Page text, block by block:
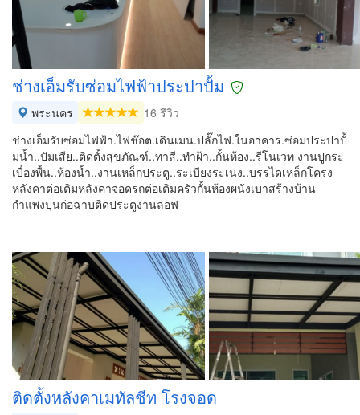
ช่างเอ็มรับซ่อมไฟฟ้าประปาปั้ม
พระนคร
16 รีวิว
ช่างเอ็มรับซ่อมไฟฟ้า.ไฟช๊อต.เดินเมน.ปลั๊กไฟ.ในอาคาร.ซ่อมประปาปั้
มน้ำ..ปัมเสีย..ติดตั้งสุขภัณฑ์..ทาสี..ทำฝ้า..กั้นห้อง..รีโนเวท งานปูกระ
เบื่องพื้น..ห้องน้ำ..งานเหล็กประตู..ระเบียงระเนง..บรรไดเหล็กโครง
หลังคาต่อเติมหลังคาจอดรถต่อเติมครัวกั้นห้องผนังเบาสร้างบ้าน
กำแพงปุนก่อฉาบติดประตูงานลอฟ
ติดตั้งหลังคาเมทัลชีท โรงจอด